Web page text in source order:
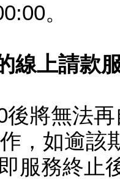
。
線上請款
後將無法
，如逾該
服務終止